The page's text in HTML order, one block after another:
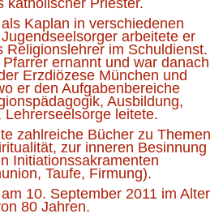
Kaplan in verschiedenen
arbeitete er
Religionslehrer im Schuldienst.
ernannt und war danach
Erzdiözese München und
er den Aufgabenbereiche
Ausbildung,
Lehrerseelsorge leitete.
zahlreiche Bücher zu Themen
zur inneren Besinnung
Initiationssakramenten
Taufe, Firmung).
10. September 2011 im Alter
80 Jahren.